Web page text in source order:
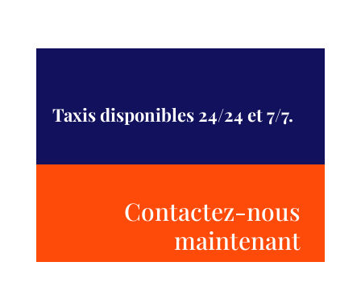
Taxis disponibles 24/24 et 7/7.
Contactez-nous
maintenant